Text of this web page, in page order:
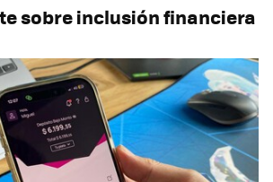
sobre inclusión financiera